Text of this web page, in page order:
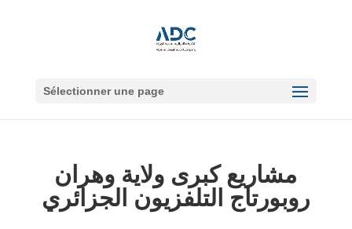
Sélectionner une page
مشاريع كبرى ولاية وهران
روبورتاج التلفزيون الجزائري